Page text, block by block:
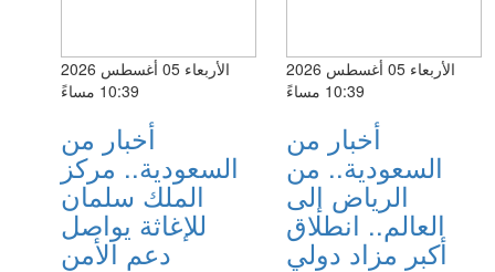
الأربعاء 05 أغسطس 2026
10:39 مساءً
أخبار من
السعودية.. مركز
الملك سلمان
للإغاثة يواصل
دعم الأمن
الأربعاء 05 أغسطس 2026
10:39 مساءً
أخبار من
السعودية.. من
الرياض إلى
العالم.. انطلاق
أكبر مزاد دولي